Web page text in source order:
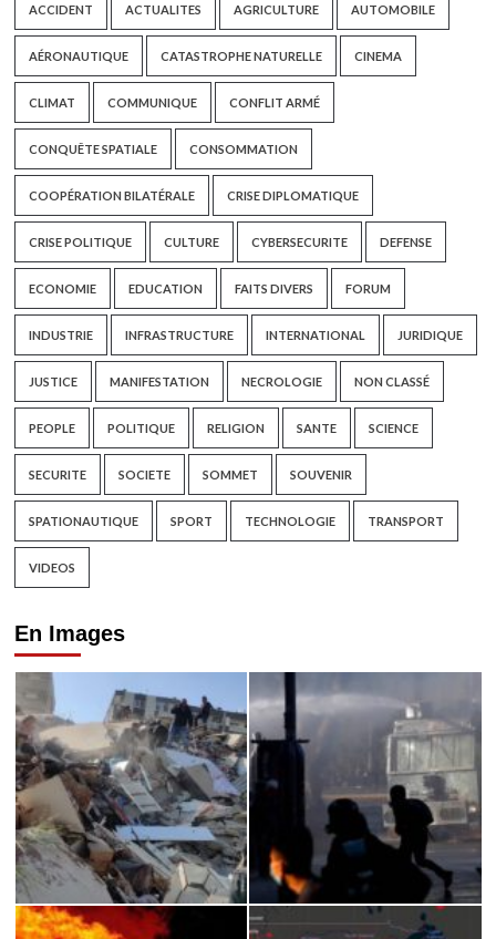
ACCIDENT ACTUALITES AGRICULTURE AUTOMOBILE
AÉRONAUTIQUE CATASTROPHE NATURELLE CINEMA
CLIMAT COMMUNIQUE CONFLIT ARMÉ
CONQUÊTE SPATIALE CONSOMMATION
COOPÉRATION BILATÉRALE CRISE DIPLOMATIQUE
CRISE POLITIQUE CULTURE CYBERSECURITE DEFENSE
ECONOMIE EDUCATION FAITS DIVERS FORUM
INDUSTRIE INFRASTRUCTURE INTERNATIONAL JURIDIQUE
JUSTICE MANIFESTATION NECROLOGIE NON CLASSÉ
PEOPLE POLITIQUE RELIGION SANTE SCIENCE
SECURITE SOCIETE SOMMET SOUVENIR
SPATIONAUTIQUE SPORT TECHNOLOGIE TRANSPORT
VIDEOS
En Images